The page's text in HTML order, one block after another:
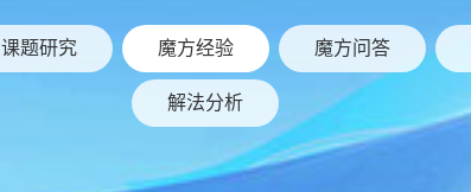
课题研究 魔方经验 魔方问答
解法分析